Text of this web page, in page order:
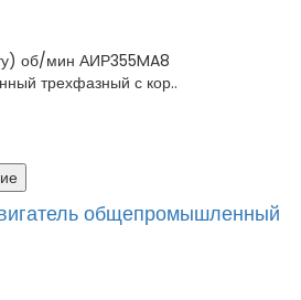
об/мин АИР355MA8
трехфазный с кор..
общепромышленный